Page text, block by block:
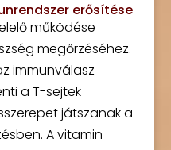
erősítése
működése
megőrzéséhez.
immunválasz
a T-sejtek
játszanak a
A vitamin